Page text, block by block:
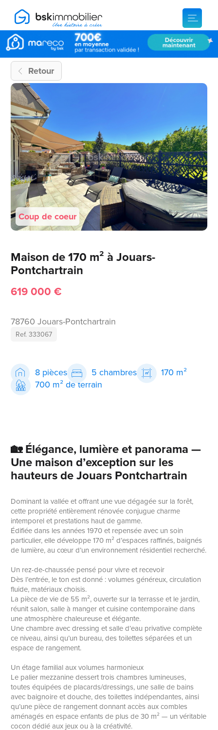
Retour
Coup de coeur
Maison de 170 m² à Jouars-
Pontchartrain
619 000 €
78760 Jouars-Pontchartrain
Ref. 333067
8 pièces 5 chambres
170 m²
700 m² de terrain
🏡 Élégance, lumière et panorama —
Une maison d’exception sur les
hauteurs de Jouars Pontchartrain
Dominant la vallée et offrant une vue dégagée sur la forêt,
cette propriété entièrement rénovée conjugue charme
intemporel et prestations haut de gamme.
Édifiée dans les années 1970 et repensée avec un soin
particulier, elle développe 170 m² d’espaces raffinés, baignés
de lumière, au cœur d’un environnement résidentiel recherché.
Un rez-de-chaussée pensé pour vivre et recevoir
Dès l’entrée, le ton est donné : volumes généreux, circulation
fluide, matériaux choisis.
La pièce de vie de 55 m², ouverte sur la terrasse et le jardin,
réunit salon, salle à manger et cuisine contemporaine dans
une atmosphère chaleureuse et élégante.
Une chambre avec dressing et salle d’eau privative complète
ce niveau, ainsi qu’un bureau, des toilettes séparées et un
espace de rangement.
Un étage familial aux volumes harmonieux
Le palier mezzanine dessert trois chambres lumineuses,
toutes équipées de placards/dressings, une salle de bains
avec baignoire et douche, des toilettes indépendantes, ainsi
qu’une pièce de rangement donnant accès aux combles
aménagés en espace enfants de plus de 30 m² — un véritable
cocon dédié aux jeux ou à la créativité.